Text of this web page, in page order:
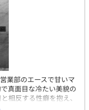
業部のエースで甘いマ
真面目な冷たい美貌の
相反する性癖を抱え、
引かない、固い信頼で